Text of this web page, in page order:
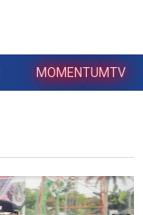
MOMENTUMTV